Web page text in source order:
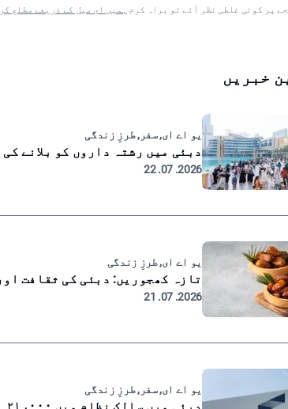
پر کوئی غلطی نظر آئے تو براہ کرم ہمیں ای میل کے ذریعے مطلع
خبریں
یو اے ای, سفر, طرزِ زندگی
دبئی میں رشتہ داروں کو بلانے کی
2026. 07. 22
یو اے ای, طرزِ زندگی
تازہ کھجوریں: دبئی کی ثقافت
2026. 07. 21
یو اے ای, سفر, طرزِ زندگی